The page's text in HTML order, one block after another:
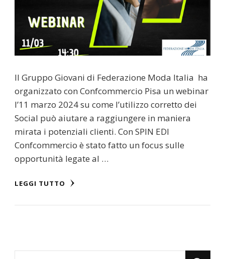
Il Gruppo Giovani di Federazione Moda Italia ha
organizzato con Confcommercio Pisa un webinar
l’11 marzo 2024 su come l’utilizzo corretto dei
Social può aiutare a raggiungere in maniera
mirata i potenziali clienti. Con SPIN EDI
Confcommercio è stato fatto un focus sulle
opportunità legate al …
LEGGI TUTTO